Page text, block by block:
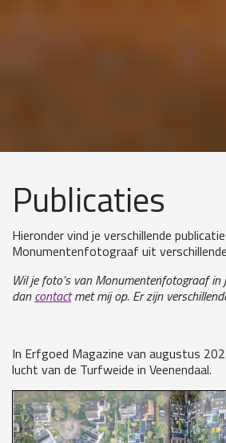
Publicaties
Hieronder vind je verschillende
Monumentenfotograaf uit
Wil je foto’s van Monumentenfotograaf
dancontactmet mij op. Er zijn
In Erfgoed Magazine van augustus
lucht van de Turfweide in Veenendaal.